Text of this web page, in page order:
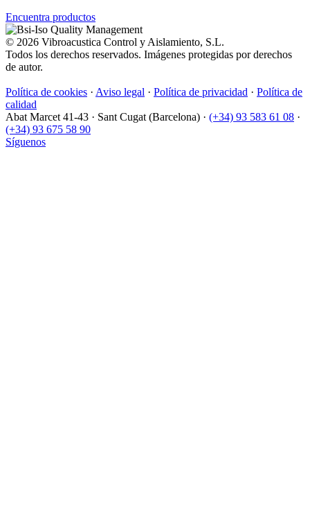
Encuentra productos
© 2026 Vibroacustica Control y Aislamiento, S.L.
Todos los derechos reservados. Imágenes protegidas por derechos
de autor.
Política de cookies · Aviso legal · Política de privacidad · Política de
calidad
Abat Marcet 41-43 · Sant Cugat (Barcelona) · (+34) 93 583 61 08 ·
(+34) 93 675 58 90
Síguenos